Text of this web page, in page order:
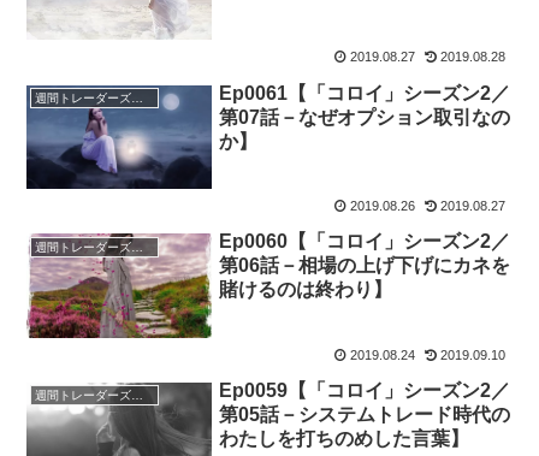
2019.08.27 2019.08.28
週間トレーダーズ・トリビューン
Ep0061【「コロイ」シーズン2／
第07話－なぜオプション取引なの
か】
2019.08.26 2019.08.27
週間トレーダーズ・トリビューン
Ep0060【「コロイ」シーズン2／
第06話－相場の上げ下げにカネを
賭けるのは終わり】
2019.08.24 2019.09.10
週間トレーダーズ・トリビューン
Ep0059【「コロイ」シーズン2／
第05話－システムトレード時代の
わたしを打ちのめした言葉】